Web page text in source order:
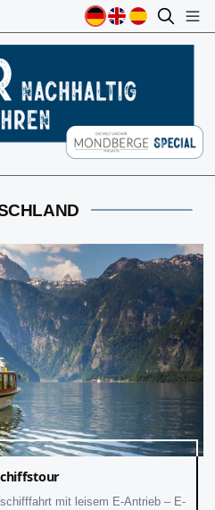
mit leisem E-Antrieb – E-